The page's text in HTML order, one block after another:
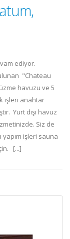
ediyor.
"Chateau
havuzu ve 5
işleri anahtar
Yurt dışı havuz
Siz de
işleri sauna
[...]